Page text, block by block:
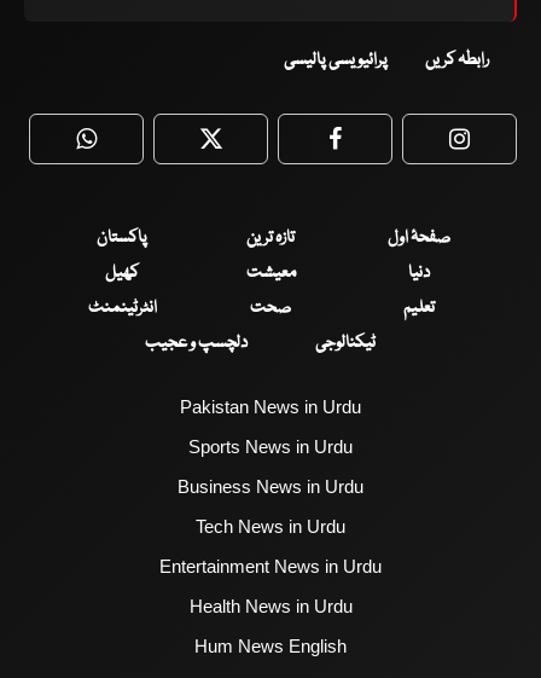
رابطہ کریں پرائیویسی پالیسی
WhatsApp Twitter Facebook
صفحۂ اول تازہ ترین
پاکستان
دنیا
معیشت
کھیل
تعلیم
صحت
انٹرٹینمنٹ
ٹیکنالوجی
دلچسپ و عجیب
Pakistan News in Urdu
Sports News in Urdu
Business News in Urdu
Tech News in Urdu
Entertainment News in Urdu
Health News in Urdu
Hum News English